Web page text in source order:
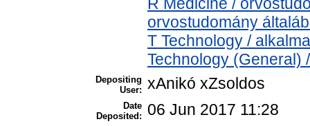
orvostudomány
T Technology /
Technology (General)
Depositing
User: xAnikó xZsoldos
Date
Deposited:
06 Jun 2017 11:28